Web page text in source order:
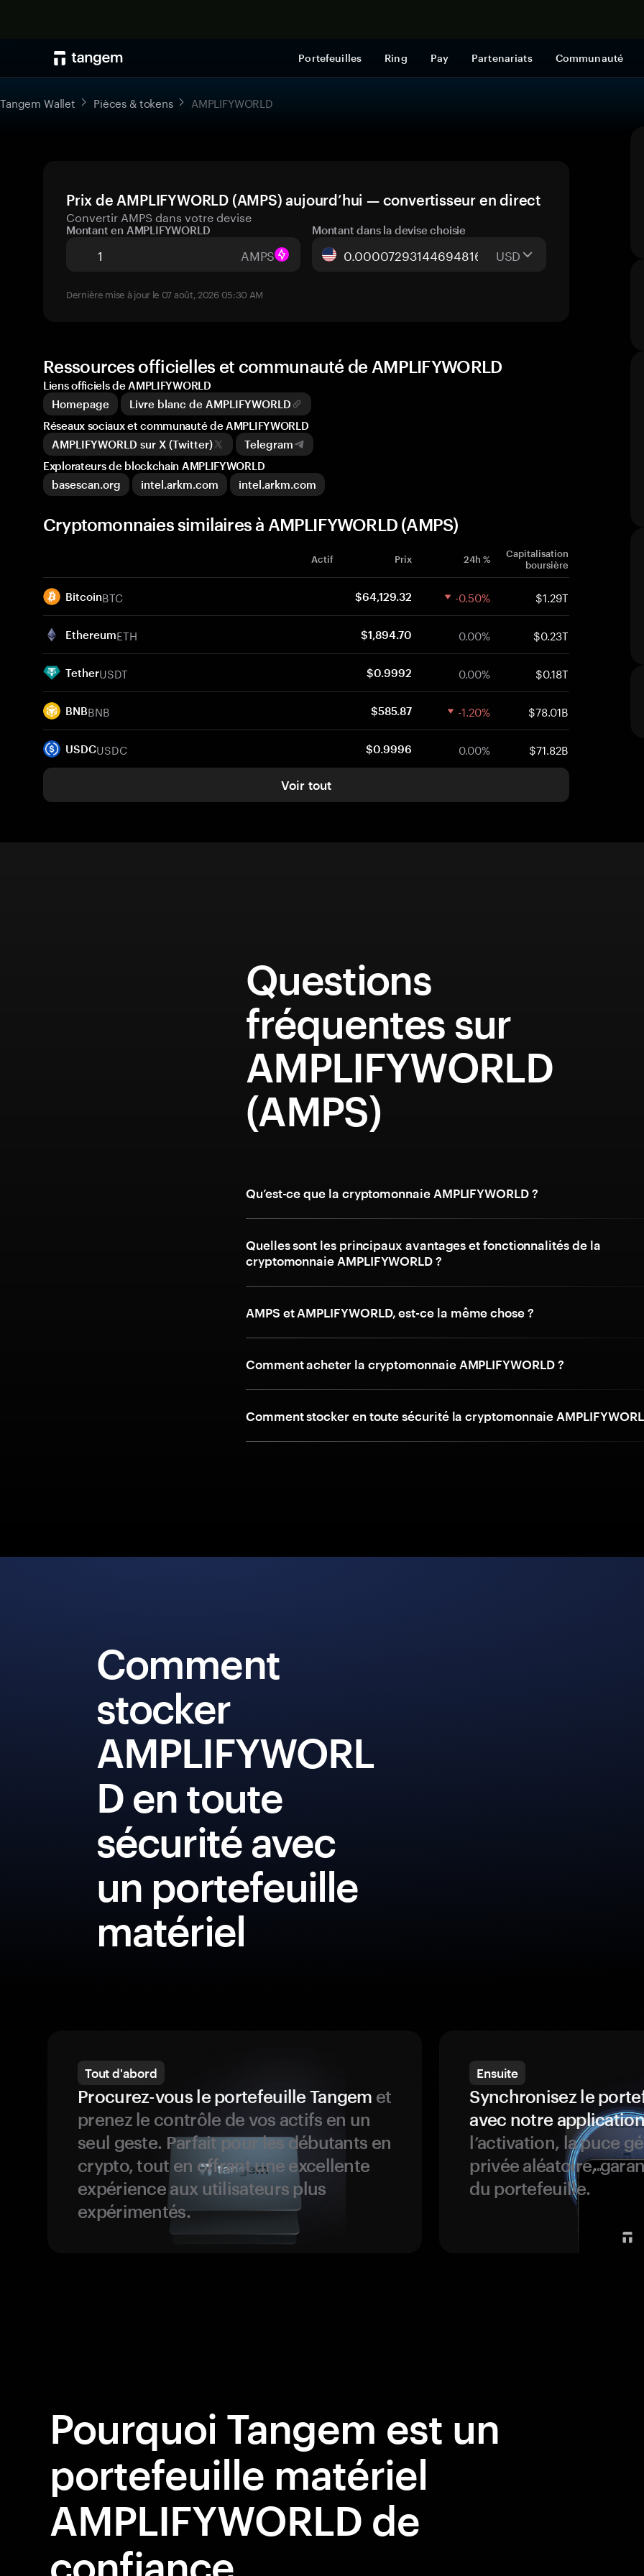
Portefeuilles Ring Pay Partenariats Communauté
Tangem Wallet Pièces & tokens AMPLIFYWORLD
Prix de AMPLIFYWORLD (AMPS) aujourd’hui — convertisseur en direct
Convertir AMPS dans votre devise
Montant en AMPLIFYWORLD
AMPS
Montant dans la devise choisie
USD
Dernière mise à jour le 07 août, 2026 05:30 AM
Ressources officielles et communauté de AMPLIFYWORLD
Liens officiels de AMPLIFYWORLD
Homepage
Livre blanc de AMPLIFYWORLD
Réseaux sociaux et communauté de AMPLIFYWORLD
AMPLIFYWORLD sur X (Twitter)
Telegram
Explorateurs de blockchain AMPLIFYWORLD
basescan.org
intel.arkm.com intel.arkm.com
Cryptomonnaies similaires à AMPLIFYWORLD (AMPS)
Actif Prix 24h %
Capitalisation
boursière
BitcoinBTC $64,129.32 -0.50% $1.29T
EthereumETH $1,894.70 0.00% $0.23T
TetherUSDT $0.9992 0.00% $0.18T
BNBBNB $585.87 -1.20% $78.01B
USDCUSDC $0.9996 0.00% $71.82B
Voir tout
Questions
fréquentes sur
AMPLIFYWORLD
(AMPS)
Qu’est-ce que la cryptomonnaie AMPLIFYWORLD ?
Quelles sont les principaux avantages et fonctionnalités de la
cryptomonnaie AMPLIFYWORLD ?
AMPS et AMPLIFYWORLD, est-ce la même chose ?
Comment acheter la cryptomonnaie AMPLIFYWORLD ?
Comment stocker en toute sécurité la cryptomonnaie
Comment
stocker
AMPLIFYWORL
D en toute
sécurité avec
un portefeuille
matériel
Tout d'abord
Procurez-vous le portefeuille Tangem et
prenez le contrôle de vos actifs en un
seul geste. Parfait pour les débutants en
crypto, tout en offrant une excellente
expérience aux utilisateurs plus
expérimentés.
Ensuite
Synchronisez le
avec notre
l’activation, la puce
privée aléatoire,
du portefeuille.
Pourquoi Tangem est un
portefeuille matériel
AMPLIFYWORLD de
confiance